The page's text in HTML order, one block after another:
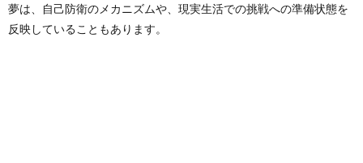
夢は、自己防衛のメカニズムや、現実生活での挑戦への準備状態を
反映していることもあります。